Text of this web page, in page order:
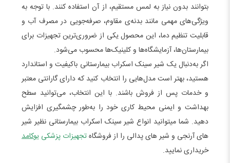
بتوانند بدون نیاز به لمس مستقیم، از آن استفاده کنند. با توجه به
ویژگی‌های مهمی مانند بدنه‌ی مقاوم، صرفه‌جویی در مصرف آب و
قابلیت تنظیم دما، این محصول یکی از ضروری‌ترین تجهیزات برای
بیمارستان‌ها، آزمایشگاه‌ها و کلینیک‌ها محسوب می‌شود.
اگر به‌دنبال یک شیر سینک اسکراب بیمارستانی باکیفیت و استاندارد
هستید، بهتر است مدل‌هایی را انتخاب کنید که دارای گارانتی معتبر
و خدمات پس از فروش باشند. با این انتخاب، می‌توانید سطح
بهداشت و ایمنی محیط کاری خود را به‌طور چشمگیری افزایش
دهید. شما میتوانید انواع شیر سینک اسکراب بیمارستانی نظیر شیر
های آرنجی و شیر های پدالی را از فروشگاهتجهیزات پزشکی یوکامد
خریداری نمایید.